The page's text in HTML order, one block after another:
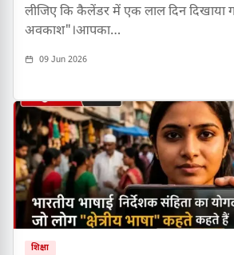
लीजिए कि कैलेंडर में एक लाल दिन दिखाया
अवकाश"।आपका…
09 Jun 2026
शिक्षा